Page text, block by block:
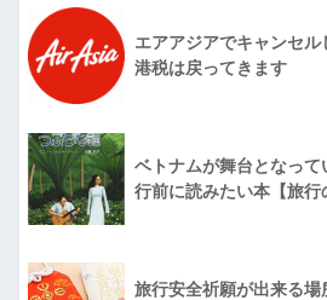
エアアジアでキャンセ
港税は戻ってきます
ベトナムが舞台となっ
行前に読みたい本【旅行
旅行安全祈願が出来る